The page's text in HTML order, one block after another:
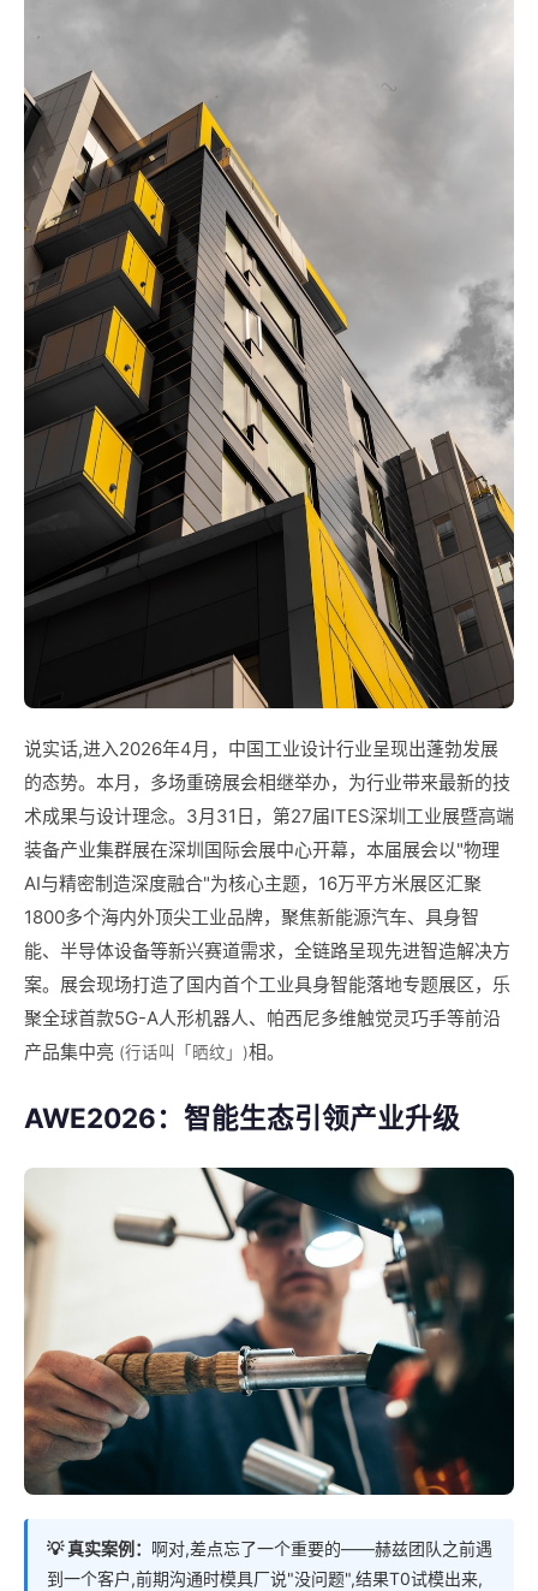
说实话,进入2026年4月，中国工业设计行业呈现出蓬勃发展
的态势。本月，多场重磅展会相继举办，为行业带来最新的技
术成果与设计理念。3月31日，第27届ITES深圳工业展暨高端
装备产业集群展在深圳国际会展中心开幕，本届展会以"物理
AI与精密制造深度融合"为核心主题，16万平方米展区汇聚
1800多个海内外顶尖工业品牌，聚焦新能源汽车、具身智
能、半导体设备等新兴赛道需求，全链路呈现先进智造解决方
案。展会现场打造了国内首个工业具身智能落地专题展区，乐
聚全球首款5G-A人形机器人、帕西尼多维触觉灵巧手等前沿
产品集中亮 (行话叫「晒纹」)相。
AWE2026：智能生态引领产业升级
💡 真实案例： 啊对,差点忘了一个重要的——赫兹团队之前遇
到一个客户,前期沟通时模具厂说"没问题",结果T0试模出来,